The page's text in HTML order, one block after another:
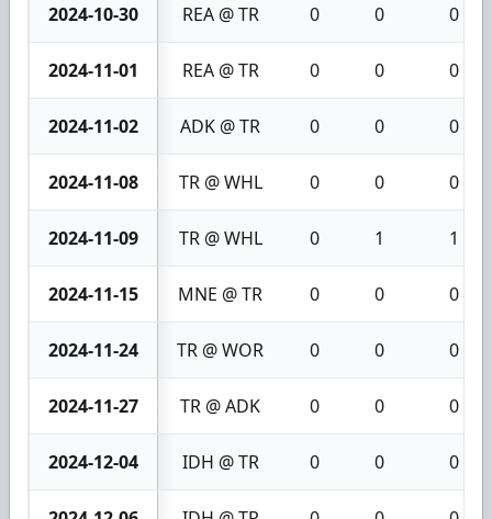
2024-10-30 REA @ TR 0 0 0
2024-11-01 REA @ TR 0 0 0
2024-11-02 ADK @ TR 0 0 0
2024-11-08 TR @ WHL 0 0 0
2024-11-09 TR @ WHL 0 1 1
2024-11-15 MNE @ TR 0 0 0
2024-11-24 TR @ WOR 0 0 0
2024-11-27 TR @ ADK 0 0 0
2024-12-04 IDH @ TR 0 0 0